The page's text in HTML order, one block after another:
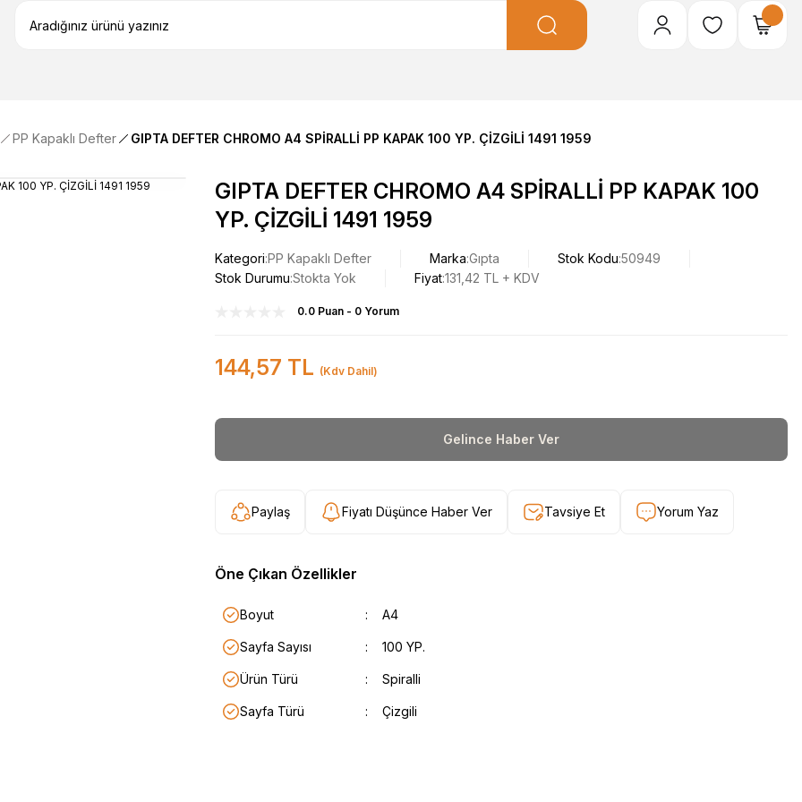
PP Kapaklı Defter GIPTA DEFTER CHROMO A4 SPİRALLİ PP KAPAK 100 YP. ÇİZGİLİ 1491 1959
GIPTA DEFTER CHROMO A4 SPİRALLİ PP KAPAK 100
YP. ÇİZGİLİ 1491 1959
Kategori PP Kapaklı Defter Marka Gıpta Stok Kodu 50949
Stok Durumu Stokta Yok Fiyat131,42 TL + KDV
0.0 Puan - 0 Yorum
144,57 TL (Kdv Dahil)
Gelince Haber Ver
Paylaş Fiyatı Düşünce Haber Ver Tavsiye Et Yorum Yaz
Öne Çıkan Özellikler
Boyut : A4
Sayfa Sayısı : 100 YP.
Ürün Türü : Spiralli
Sayfa Türü : Çizgili